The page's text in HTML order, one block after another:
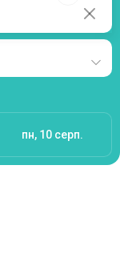
пн, 10 серп.